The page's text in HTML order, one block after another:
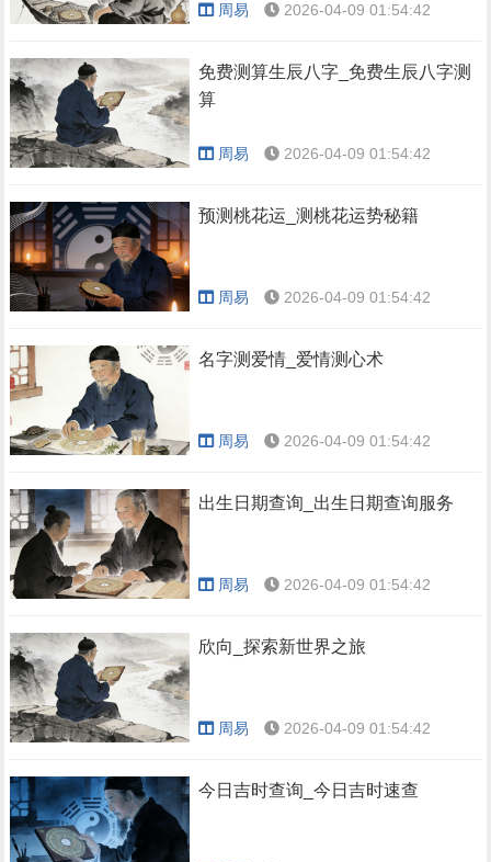
周易 2026-04-09 01:54:42
免费测算生辰八字_免费生辰八字测
算
周易 2026-04-09 01:54:42
预测桃花运_测桃花运势秘籍
周易 2026-04-09 01:54:42
名字测爱情_爱情测心术
周易 2026-04-09 01:54:42
出生日期查询_出生日期查询服务
周易 2026-04-09 01:54:42
欣向_探索新世界之旅
周易 2026-04-09 01:54:42
今日吉时查询_今日吉时速查